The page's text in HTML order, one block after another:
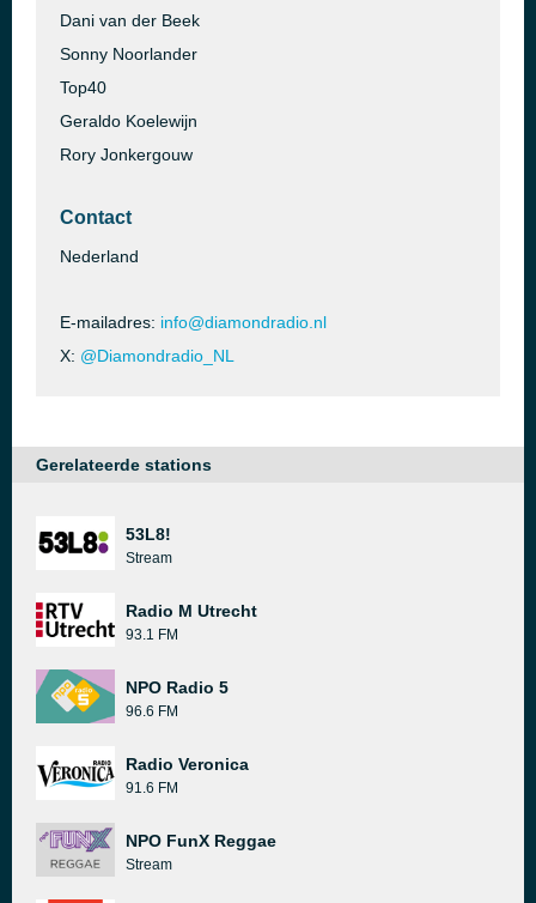
Dani van der Beek
Sonny Noorlander
Top40
Geraldo Koelewijn
Rory Jonkergouw
Contact
Nederland
E-mailadres: info@diamondradio.nl
X: @Diamondradio_NL
Gerelateerde stations
53L8!
Stream
Radio M Utrecht
93.1 FM
NPO Radio 5
96.6 FM
Radio Veronica
91.6 FM
NPO FunX Reggae
Stream